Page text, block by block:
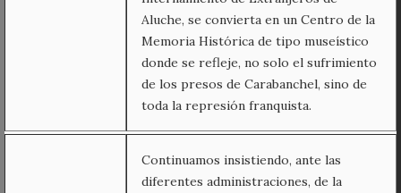
Aluche, se convierta en un Centro de la
Memoria Histórica de tipo museístico
donde se refleje, no solo el sufrimiento
de los presos de Carabanchel, sino de
toda la represión franquista.
Continuamos insistiendo, ante las
diferentes administraciones, de la